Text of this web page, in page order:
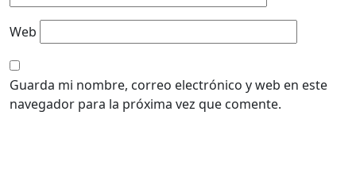
Web
Guarda mi nombre, correo electrónico y web en este
navegador para la próxima vez que comente.